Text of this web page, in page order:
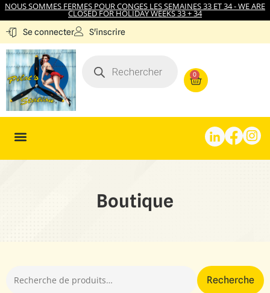
NOUS SOMMES FERMES POUR CONGES LES SEMAINES 33 ET 34 - WE ARE
CLOSED FOR HOLIDAY WEEKS 33 + 34
Se connecter S'inscrire
0
Boutique
Recherche